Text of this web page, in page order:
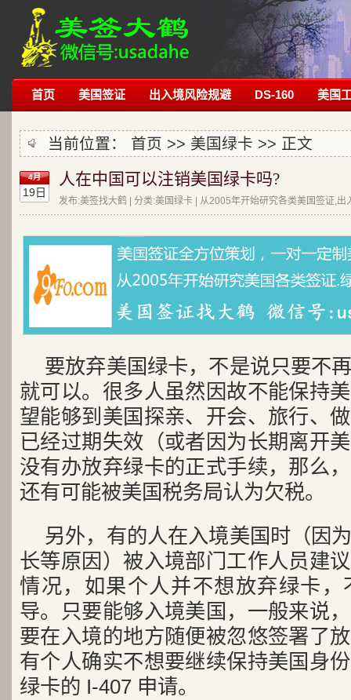
首页 美国签证 出入境风险规避 DS-160 美国
当前位置： 首页 >> 美国绿卡 >> 正文
4月
19日
人在中国可以注销美国绿卡吗?
发布:美签找大鹤 | 分类:美国绿卡 | 从2005年开始研究各类美国签证,出
要放弃美国绿卡，不是说只要不
就可以。很多人虽然因故不能保持
望能够到美国探亲、开会、旅行、
已经过期失效（或者因为长期离开
没有办放弃绿卡的正式手续，那么
还有可能被美国税务局认为欠税。
另外，有的人在入境美国时（因
长等原因）被入境部门工作人员建
情况，如果个人并不想放弃绿卡
导。只要能够入境美国，一般来说
要在入境的地方随便被忽悠签署了
有个人确实不想要继续保持美国身
绿卡的 I-407 申请。